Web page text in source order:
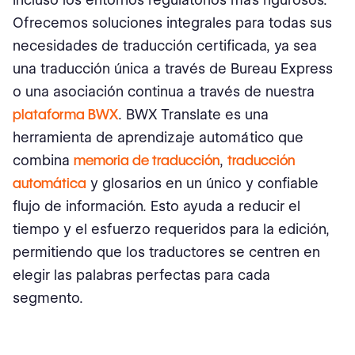
Ofrecemos soluciones integrales para todas sus
necesidades de traducción certificada, ya sea
una traducción única a través de Bureau Express
o una asociación continua a través de nuestra
plataforma BWX. BWX Translate es una
herramienta de aprendizaje automático que
combina memoria de traducción, traducción
automática y glosarios en un único y confiable
flujo de información. Esto ayuda a reducir el
tiempo y el esfuerzo requeridos para la edición,
permitiendo que los traductores se centren en
elegir las palabras perfectas para cada
segmento.